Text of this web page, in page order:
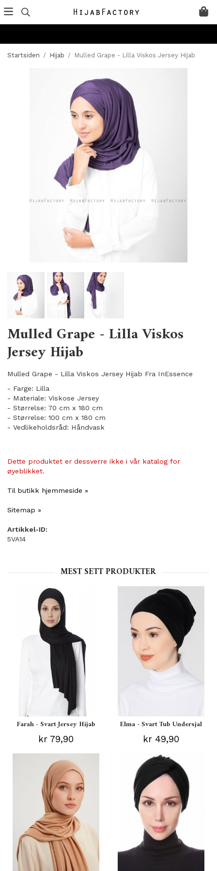
Startsiden / Hijab / Mulled Grape - Lilla Viskos Jersey Hijab
Mulled Grape - Lilla Viskos
Jersey Hijab
Mulled Grape - Lilla Viskos Jersey Hijab Fra InEssence
- Farge: Lilla
- Materiale: Viskose Jersey
- Størrelse: 70 cm x 180 cm
- Størrelse: 100 cm x 180 cm
- Vedlikeholdsråd: Håndvask
Dette produktet er dessverre ikke i vår katalog for
øyeblikket.
Til butikk hjemmeside »
Sitemap »
Artikkel-ID:
5VA14
MEST SETT PRODUKTER
Farah - Svart Jersey Hijab
kr 79,90
Elma - Svart Tub Undersjal
kr 49,90